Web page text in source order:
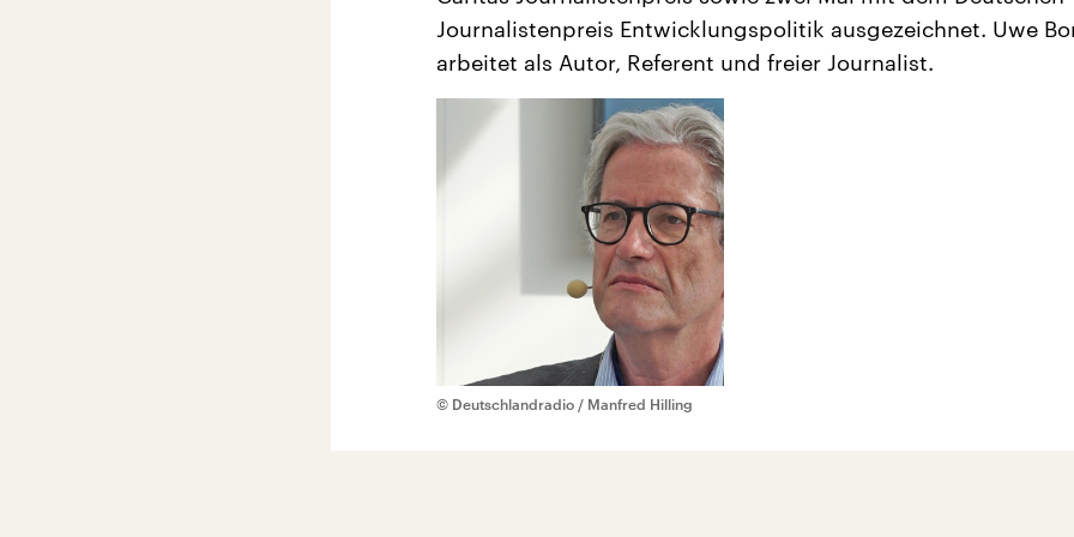
Journalistenpreis Entwicklungspolitik ausgezeichnet. Uwe
arbeitet als Autor, Referent und freier Journalist.
© Deutschlandradio / Manfred Hilling